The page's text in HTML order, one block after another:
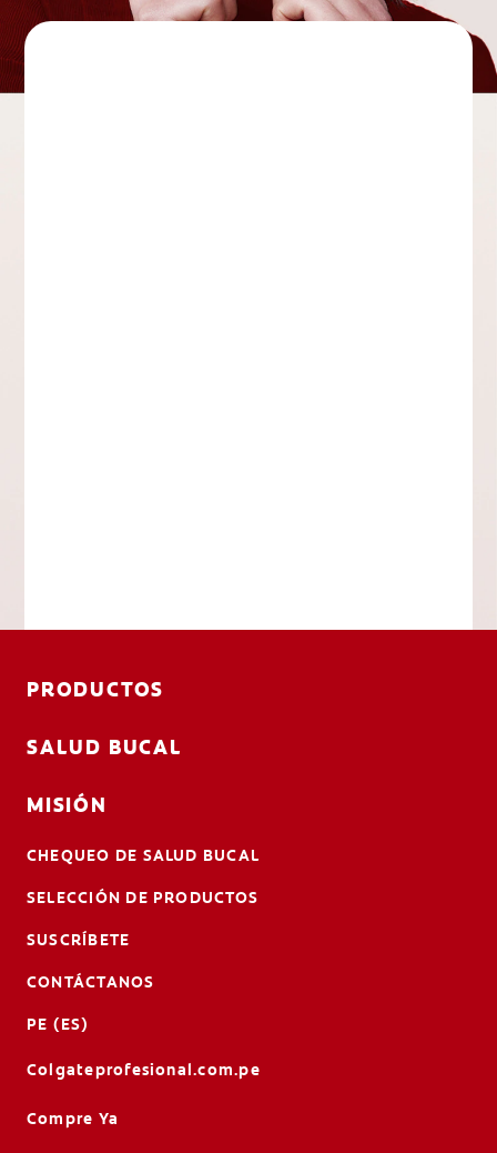
PRODUCTOS
SALUD BUCAL
MISIÓN
CHEQUEO DE SALUD BUCAL
SELECCIÓN DE PRODUCTOS
SUSCRÍBETE
CONTÁCTANOS
PE (ES)
Colgateprofesional.com.pe
Compre Ya